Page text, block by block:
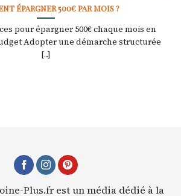
épargner 500€ par mois ?
pour épargner 500€ chaque mois en
Adopter une démarche structurée
[...]
Plus.fr est un média dédié à la